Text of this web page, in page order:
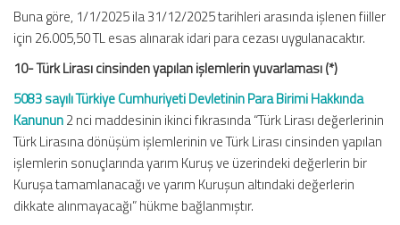
Buna göre, 1/1/2025 ila 31/12/2025 tarihleri arasında işlenen fiiller
için 26.005,50 TL esas alınarak idari para cezası uygulanacaktır.
10- Türk Lirası cinsinden yapılan işlemlerin yuvarlaması (*)
5083 sayılı Türkiye Cumhuriyeti Devletinin Para Birimi Hakkında
Kanunun2 nci maddesinin ikinci fıkrasında “Türk Lirası değerlerinin
Türk Lirasına dönüşüm işlemlerinin ve Türk Lirası cinsinden yapılan
işlemlerin sonuçlarında yarım Kuruş ve üzerindeki değerlerin bir
Kuruşa tamamlanacağı ve yarım Kuruşun altındaki değerlerin
dikkate alınmayacağı” hükme bağlanmıştır.